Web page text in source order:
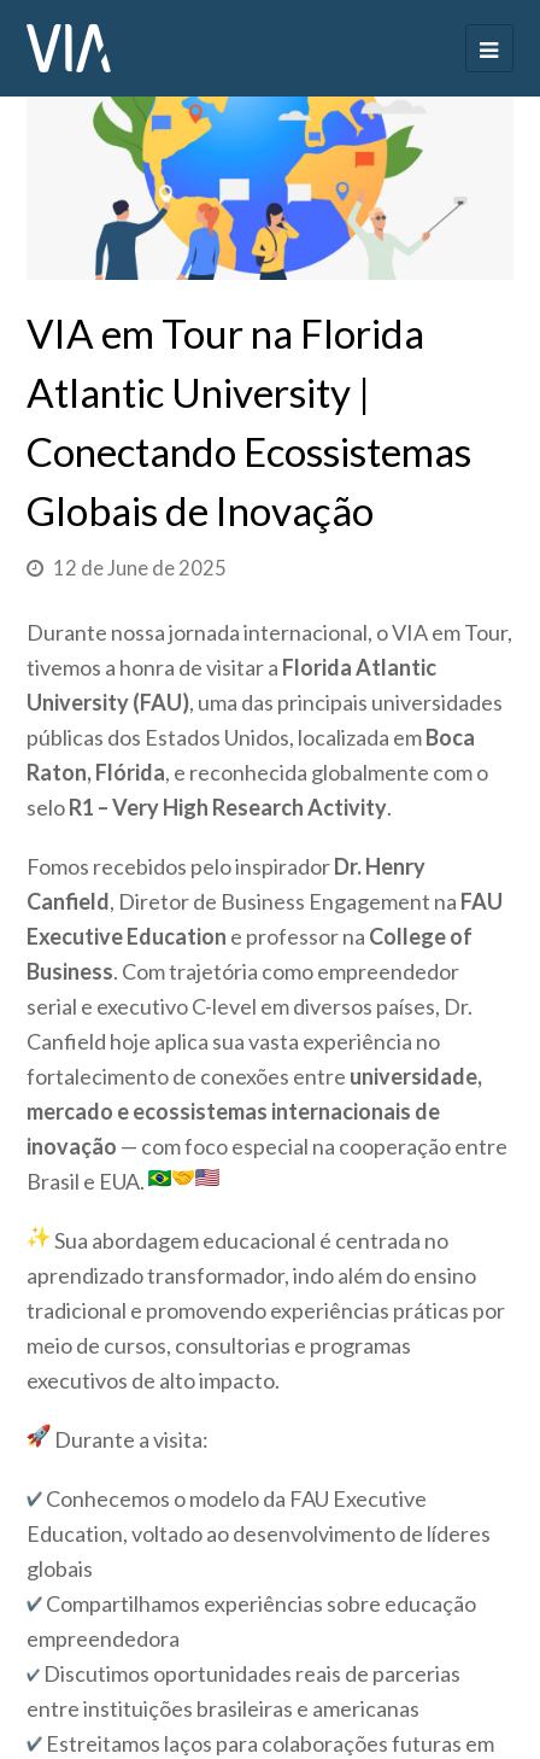
VIA em Tour na Florida
Atlantic University |
Conectando Ecossistemas
Globais de Inovação
12 de June de 2025
Durante nossa jornada internacional, o VIA em Tour,
tivemos a honra de visitar a Florida Atlantic
University (FAU), uma das principais universidades
públicas dos Estados Unidos, localizada emBoca
Raton, Flórida, e reconhecida globalmente com o
seloR1 – Very High Research Activity.
Fomos recebidos pelo inspiradorDr. Henry
Canfield, Diretor de Business Engagement na FAU
Executive Education e professor na College of
Business. Com trajetória como empreendedor
serial e executivo C-level em diversos países, Dr.
Canfield hoje aplica sua vasta experiência no
fortalecimento de conexões entre universidade,
mercado e ecossistemas internacionais de
inovação — com foco especial na cooperação entre
Brasil e EUA.
Sua abordagem educacional é centrada no
aprendizado transformador, indo além do ensino
tradicional e promovendo experiências práticas por
meio de cursos, consultorias e programas
executivos de alto impacto.
Durante a visita:
Conhecemos o modelo da FAU Executive
Education, voltado ao desenvolvimento de líderes
globais
Compartilhamos experiências sobre educação
empreendedora
Discutimos oportunidades reais de parcerias
entre instituições brasileiras e americanas
Estreitamos laços para colaborações futuras em